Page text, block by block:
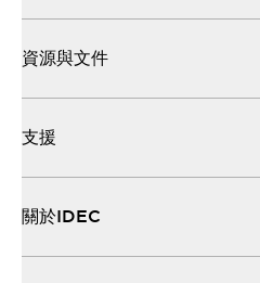
資源與文件
支援
關於IDEC